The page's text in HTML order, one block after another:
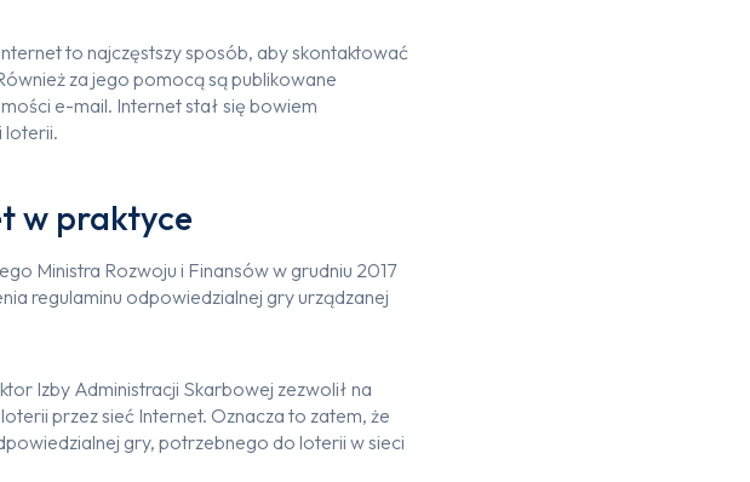
to najczęstszy sposób, aby skontaktować
za jego pomocą są publikowane
e-mail. Internet stał się bowiem
loterii.
w praktyce
Ministra Rozwoju i Finansów w grudniu 2017
regulaminu odpowiedzialnej gry urządzanej
Izby Administracji Skarbowej zezwolił na
przez sieć Internet. Oznacza to zatem, że
gry, potrzebnego do loterii w sieci